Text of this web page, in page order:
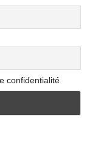
confidentialité